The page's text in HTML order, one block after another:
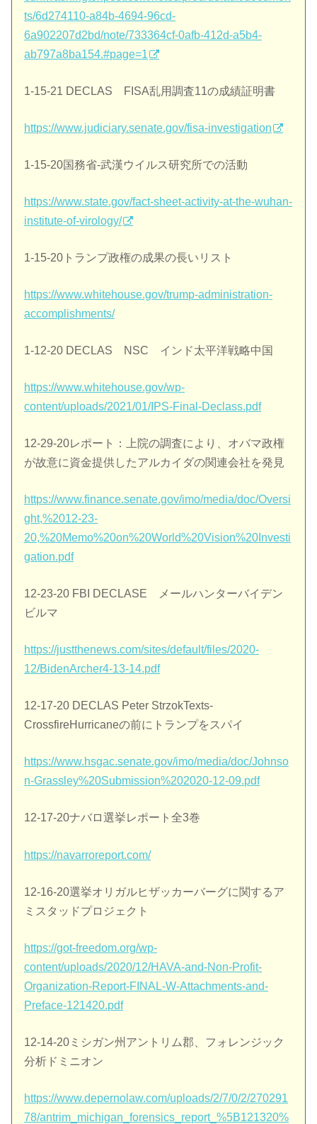
ts/6d274110-a84b-4694-96cd-
6a902207d2bd/note/733364cf-0afb-412d-a5b4-
ab797a8ba154.#page=1
1-15-21 DECLAS FISA乱用調査11の成績証明書
https://www.judiciary.senate.gov/fisa-investigation
1-15-20国務省-武漢ウイルス研究所での活動
https://www.state.gov/fact-sheet-activity-at-the-wuhan-
institute-of-virology/
1-15-20トランプ政権の成果の長いリスト
https://www.whitehouse.gov/trump-administration-
accomplishments/
1-12-20 DECLAS NSC インド太平洋戦略中国
https://www.whitehouse.gov/wp-
content/uploads/2021/01/IPS-Final-Declass.pdf
12-29-20レポート：上院の調査により、オバマ政権
が故意に資金提供したアルカイダの関連会社を発見
https://www.finance.senate.gov/imo/media/doc/Oversi
ght,%2012-23-
20,%20Memo%20on%20World%20Vision%20Investi
gation.pdf
12-23-20 FBI DECLASE メールハ​​ンターバイデン
ビルマ
https://justthenews.com/sites/default/files/2020-
12/BidenArcher4-13-14.pdf
12-17-20 DECLAS Peter StrzokTexts-
CrossfireHurricaneの前にトランプをスパイ
https://www.hsgac.senate.gov/imo/media/doc/Johnso
n-Grassley%20Submission%202020-12-09.pdf
12-17-20ナバロ選挙レポート全3巻
https://navarroreport.com/
12-16-20選挙オリガルヒザッカーバーグに関するア
ミスタッドプロジェクト
https://got-freedom.org/wp-
content/uploads/2020/12/HAVA-and-Non-Profit-
Organization-Report-FINAL-W-Attachments-and-
Preface-121420.pdf
12-14-20ミシガン州アントリム郡、フォレンジック
分析ドミニオン
https://www.depernolaw.com/uploads/2/7/0/2/270291
78/antrim_michigan_forensics_report_%5B121320%